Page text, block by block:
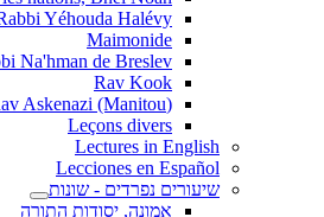
Yéhouda Halévy
Maimonide
Na'hman de Breslev
Rav Kook
(Rav Askenazi (Manitou
Leçons divers
Lectures in English
Lecciones en Español
שיעורים נפרדים - שונות
אמונה, יסודות התורה